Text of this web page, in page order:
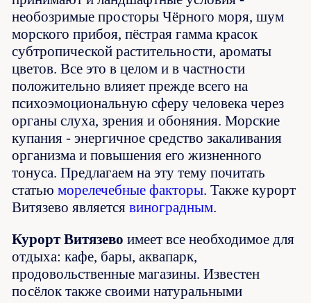
необозримые просторы Чёрного моря, шум
морского прибоя, пёстрая гамма красок
субтропической растительности, ароматы
цветов. Все это в целом и в частности
положительно влияет прежде всего на
психоэмоциональную сферу человека через
органы слуха, зрения и обоняния. Морские
купания - энергичное средство закаливания
организма и повышения его жизненного
тонуса. Предлагаем на эту тему почитать
статьюморелечебные факторы. Также курорт
Витязево являетсявиноградным.
Курорт Витязево имеет все необходимое для
отдыха: кафе, бары, аквапарк,
продовольственные магазины. Известен
посёлок также своими натуральными